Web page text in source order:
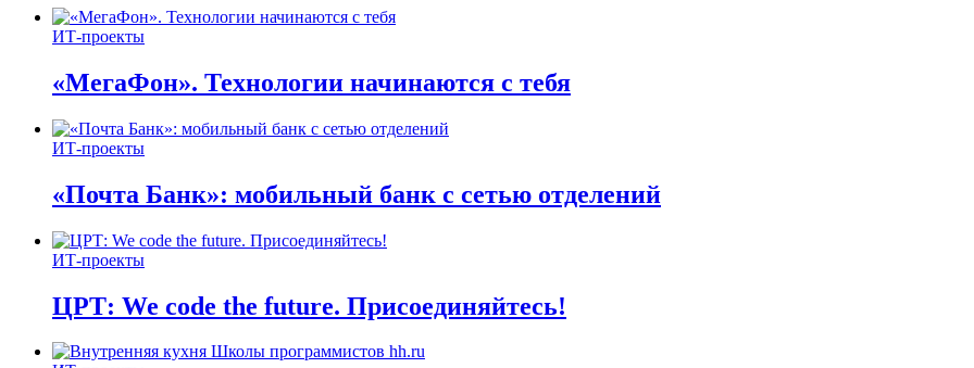
ИТ-проекты
«МегаФон». Технологии начинаются с тебя
ИТ-проекты
«Почта Банк»: мобильный банк с сетью отделений
ИТ-проекты
ЦРТ: We code the future. Присоединяйтесь!